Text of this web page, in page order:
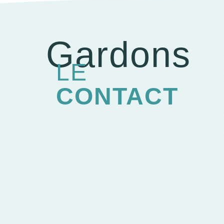
Gardons
LE
CONTACT